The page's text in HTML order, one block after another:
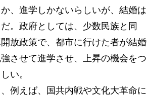
、進学しかないらしいが、結婚は
。政府としては、少数民族と同
放政策で、都市に行けた者が結婚
させて進学させ、上昇の機会をつ
い。
例えば、国共内戦や文化大革命に